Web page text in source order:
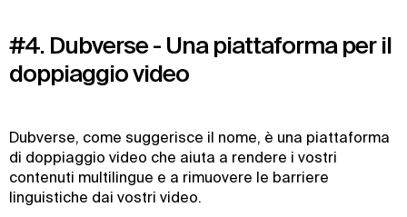
#4. Dubverse - Una piattaforma per il
doppiaggio video
Dubverse, come suggerisce il nome, è una piattaforma
di doppiaggio video che aiuta a rendere i vostri
contenuti multilingue e a rimuovere le barriere
linguistiche dai vostri video.